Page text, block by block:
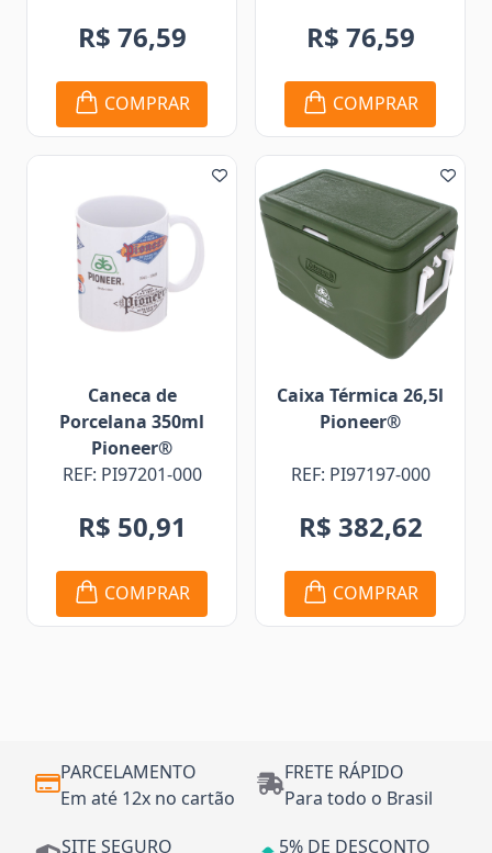
R$ 76,59
COMPRAR
R$ 76,59
COMPRAR
Caneca de
Porcelana 350ml
Pioneer®
REF: PI97201-000
R$ 50,91
COMPRAR
Caixa Térmica 26,5l
Pioneer®
REF: PI97197-000
R$ 382,62
COMPRAR
PARCELAMENTO
Em até 12x no cartão
FRETE RÁPIDO
Para todo o Brasil
SITE SEGURO
5% DE DESCONTO